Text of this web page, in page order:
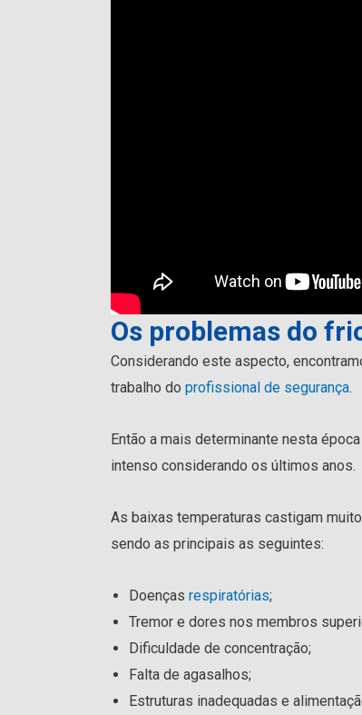
Os problemas do
Considerando este aspecto,
trabalho do profissional de segurança.
Então a mais determinante nesta
intenso considerando os últimos anos.
As baixas temperaturas castigam
sendo as principais as seguintes:
Doenças respiratórias;
Tremor e dores nos membros
Dificuldade de concentração;
Falta de agasalhos;
Estruturas inadequadas e